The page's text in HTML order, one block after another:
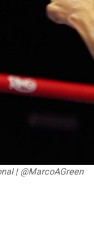
| @MarcoAGreen